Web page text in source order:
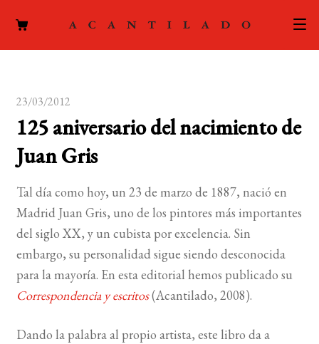
el
ACTUALIDAD
LA EDITORIAL
hijo
FOREIGN RIGHTS
CONTACTO
23/03/2012
125 aniversario del nacimiento de
Juan Gris
Tal día como hoy, un 23 de marzo de 1887, nació en
Madrid Juan Gris, uno de los pintores más importantes
del siglo XX, y un cubista por excelencia. Sin
embargo, su personalidad sigue siendo desconocida
para la mayoría. En esta editorial hemos publicado su
Correspondencia y escritos(Acantilado, 2008).
Dando la palabra al propio artista, este libro da a